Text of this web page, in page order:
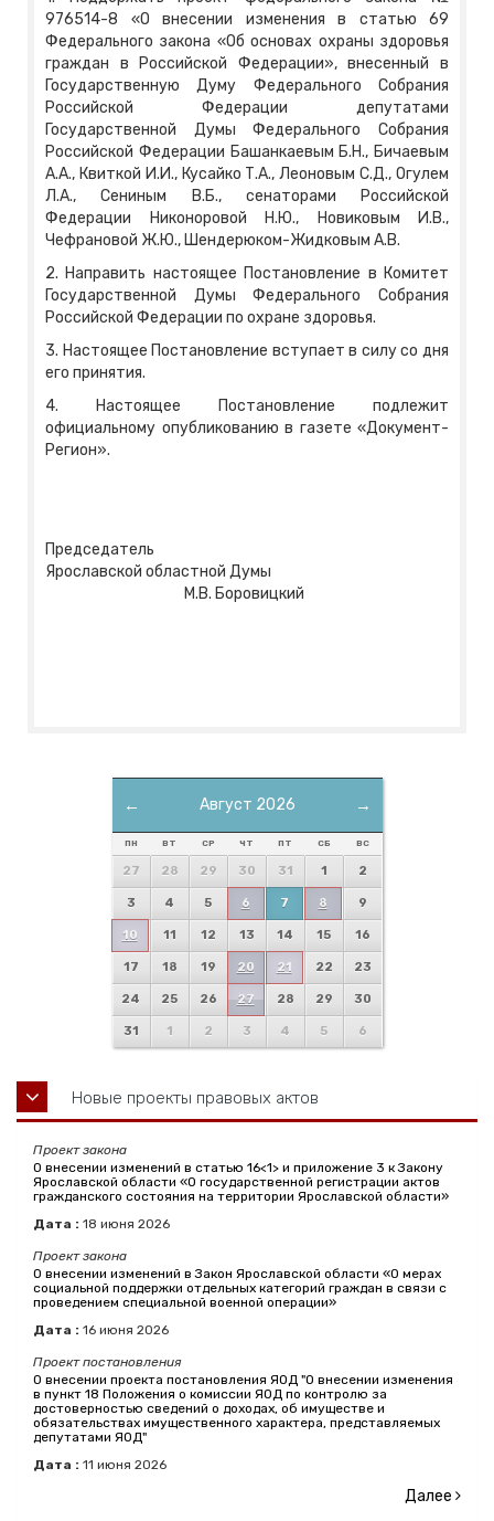
976514-8 «О внесении изменения в статью 69
Федерального закона «Об основах охраны здоровья
граждан в Российской Федерации», внесенный в
Государственную Думу Федерального Собрания
Российской Федерации депутатами
Государственной Думы Федерального Собрания
Российской Федерации Башанкаевым Б.Н., Бичаевым
А.А., Квиткой И.И., Кусайко Т.А., Леоновым С.Д., Огулем
Л.А., Сениным В.Б., сенаторами Российской
Федерации Никоноровой Н.Ю., Новиковым И.В.,
Чефрановой Ж.Ю., Шендерюком-Жидковым А.В.
2. Направить настоящее Постановление в Комитет
Государственной Думы Федерального Собрания
Российской Федерации по охране здоровья.
3. Настоящее Постановление вступает в силу со дня
его принятия.
4. Настоящее Постановление подлежит
официальному опубликованию в газете «Документ-
Регион».
Председатель
Ярославской областной Думы
М.В. Боровицкий
← →
Август 2026
ПН ВТ СР ЧТ ПТ СБ ВС
27 28 29 30 31 1 2
3 4 5 6 7 8 9
10 11 12 13 14 15 16
17 18 19 20 21 22 23
24 25 26 27 28 29 30
31 1 2 3 4 5 6
Новые проекты правовых актов
Проект закона
О внесении изменений в статью 16<1> и приложение 3 к Закону
Ярославской области «О государственной регистрации актов
гражданского состояния на территории Ярославской области»
Дата : 18 июня 2026
Проект закона
О внесении изменений в Закон Ярославской области «О мерах
социальной поддержки отдельных категорий граждан в связи с
проведением специальной военной операции»
Дата : 16 июня 2026
Проект постановления
О внесении проекта постановления ЯОД "О внесении изменения
в пункт 18 Положения о комиссии ЯОД по контролю за
достоверностью сведений о доходах, об имуществе и
обязательствах имущественного характера, представляемых
депутатами ЯОД"
Дата : 11 июня 2026
Далее